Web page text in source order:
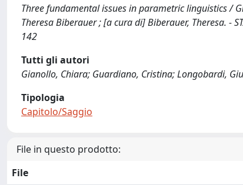
Three fundamental issues in parametric linguistics /
Theresa Biberauer ; [a cura di] Biberauer, Theresa. -
142
Tutti gli autori
Gianollo, Chiara; Guardiano, Cristina; Longobardi,
Tipologia
Capitolo/Saggio
File in questo prodotto:
File